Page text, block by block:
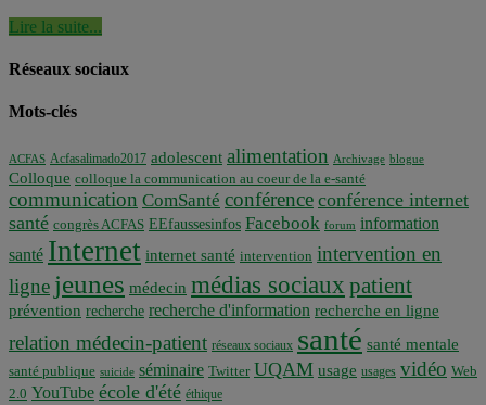
Lire la suite...
Réseaux sociaux
Mots-clés
ACFAS Acfasalimado2017 adolescent alimentation Archivage blogue
Colloque colloque la communication au coeur de la e-santé
communication ComSanté conférence conférence internet
santé congrès ACFAS EEfaussesinfos Facebook forum information
santé Internet internet santé intervention intervention en
ligne jeunes médecin médias sociaux patient
prévention recherche recherche d'information recherche en ligne
relation médecin-patient réseaux sociaux santé santé mentale
santé publique suicide séminaire Twitter UQAM usage usages vidéo Web
2.0 YouTube école d'été éthique